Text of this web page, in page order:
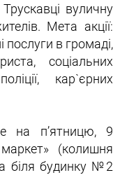
вуличну
Мета акції:
послуги в громаді,
соціальних
кар`єрних
на п’ятницю, 9
(колишня
біля будинку №2